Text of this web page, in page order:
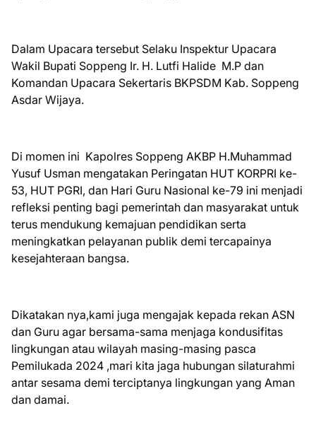
Dalam Upacara tersebut Selaku Inspektur Upacara
Wakil Bupati Soppeng Ir. H. Lutfi Halide M.P dan
Komandan Upacara Sekertaris BKPSDM Kab. Soppeng
Asdar Wijaya.
Di momen ini Kapolres Soppeng AKBP H.Muhammad
Yusuf Usman mengatakan Peringatan HUT KORPRI ke-
53, HUT PGRI, dan Hari Guru Nasional ke-79 ini menjadi
refleksi penting bagi pemerintah dan masyarakat untuk
terus mendukung kemajuan pendidikan serta
meningkatkan pelayanan publik demi tercapainya
kesejahteraan bangsa.
Dikatakan nya,kami juga mengajak kepada rekan ASN
dan Guru agar bersama-sama menjaga kondusifitas
lingkungan atau wilayah masing-masing pasca
Pemilukada 2024 ,mari kita jaga hubungan silaturahmi
antar sesama demi terciptanya lingkungan yang Aman
dan damai.